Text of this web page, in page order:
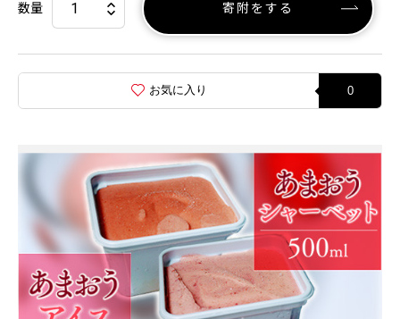
数量 寄附をする
お気に入り 0